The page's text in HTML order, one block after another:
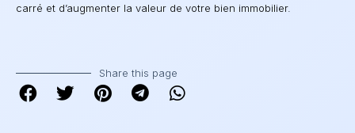
carré et d’augmenter la valeur de votre bien immobilier.
Share this page